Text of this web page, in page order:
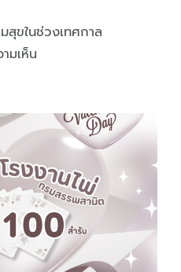
สุขในช่วงเทศกาล
มเห็นบน
ผ่อง
จีน”
แห่ง
ความ
สุข
ใน
ช่วง
เทศกาล